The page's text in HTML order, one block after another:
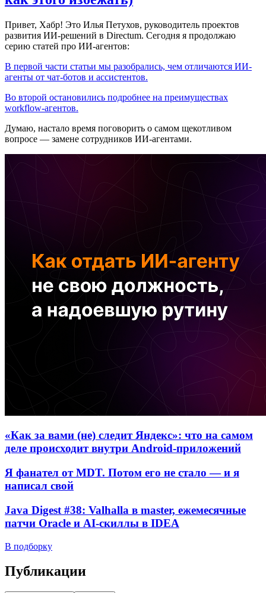
Привет, Хабр! Это Илья Петухов, руководитель проектов
развития ИИ-решений в Directum. Сегодня я продолжаю
серию статей про ИИ-агентов:
В первой части статьи мы разобрались, чем отличаются ИИ-
агенты от чат-ботов и ассистентов.
Во второй остановились подробнее на преимуществах
workflow-агентов.
Думаю, настало время поговорить о самом щекотливом
вопросе — замене сотрудников ИИ-агентами.
«Как за вами (не) следит Яндекс»: что на самом
деле происходит внутри Android-приложений
Я фанател от MDT. Потом его не стало — и я
написал свой
Java Digest #38: Valhalla в master, ежемесячные
патчи Oracle и AI-скиллы в IDEA
В подборку
Публикации